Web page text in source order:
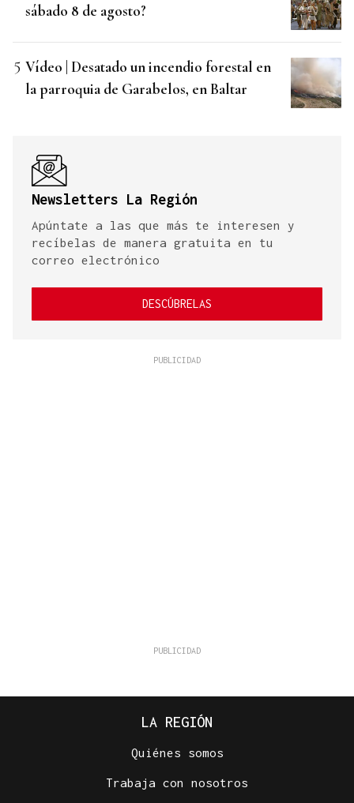
sábado 8 de agosto?
Vídeo | Desatado un incendio forestal en
la parroquia de Garabelos, en Baltar
Newsletters La Región
Apúntate a las que más te interesen y
recíbelas de manera gratuita en tu
correo electrónico
DESCÚBRELAS
LA REGIÓN
Quiénes somos
Trabaja con nosotros